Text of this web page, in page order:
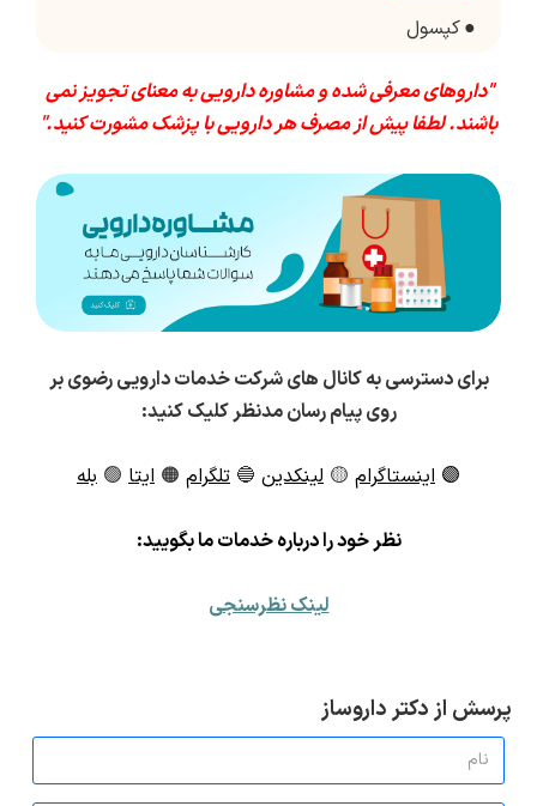
●کپسول
"داروهای معرفی شده و مشاوره دارویی به معنای تجویز نمی
باشند. لطفا پیش از مصرف هر دارویی با پزشک مشورت کنید."
برای دسترسی به کانال های شرکت خدمات دارویی رضوی بر
روی پیام رسان مدنظر کلیک کنید:
🟣 اینستاگرام 🟡 لینکدین 🔵 تلگرام 🟠 ایتا 🟢 بله
نظر خود را درباره خدمات ما بگویید:
لینک نظرسنجی
پرسش از دکتر داروساز